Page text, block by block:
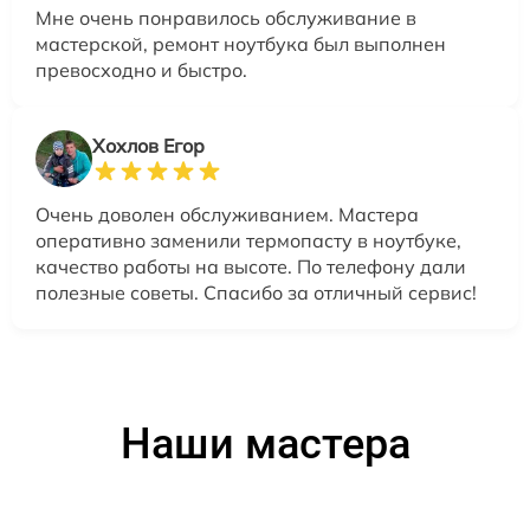
Мне очень понравилось обслуживание в
мастерской, ремонт ноутбука был выполнен
превосходно и быстро.
Хохлов Егор
Очень доволен обслуживанием. Мастера
оперативно заменили термопасту в ноутбуке,
качество работы на высоте. По телефону дали
полезные советы. Спасибо за отличный сервис!
Наши мастера